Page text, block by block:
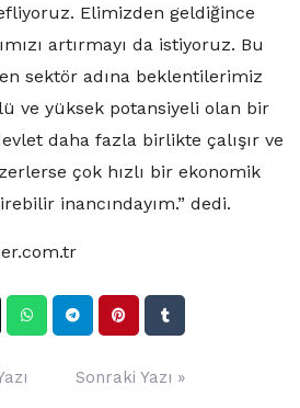
Elimizden geldiğince
artırmayı da istiyoruz. Bu
sektör adına beklentilerimiz
ve yüksek potansiyeli olan bir
daha fazla birlikte çalışır ve
çok hızlı bir ekonomik
inancındayım.” dedi.
Sonraki Yazı »